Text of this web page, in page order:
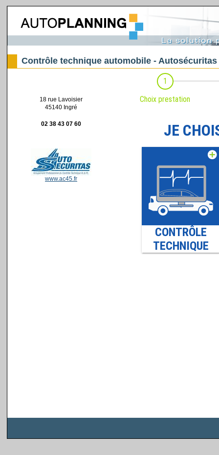
Contrôle technique automobile - Autosécuritas
18 rue Lavoisier
45140 Ingré
02 38 43 07 60
www.ac45.fr